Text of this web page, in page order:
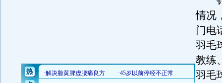
情况
门电
羽毛
教练
羽毛